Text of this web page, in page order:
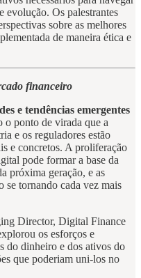
evolução. Os palestrantes
sobre as melhores
de maneira ética e
financeiro
e tendências emergentes
o ponto de virada que a
e os reguladores estão
e concretos. A proliferação
pode formar a base da
próxima geração, e as
se tornando cada vez mais
Director, Digital Finance
os esforços e
do dinheiro e dos ativos do
que poderiam uni-los no